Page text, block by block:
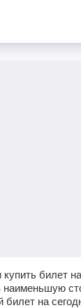
купить билет
наименьшую
на